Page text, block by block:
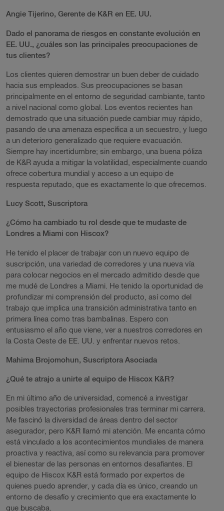
Angie Tijerino, Gerente de K&R en EE. UU.
Dado el panorama de riesgos en constante evolución en
EE. UU., ¿cuáles son las principales preocupaciones de
tus clientes?
Los clientes quieren demostrar un buen deber de cuidado
hacia sus empleados. Sus preocupaciones se basan
principalmente en el entorno de seguridad cambiante, tanto
a nivel nacional como global. Los eventos recientes han
demostrado que una situación puede cambiar muy rápido,
pasando de una amenaza específica a un secuestro, y luego
a un deterioro generalizado que requiere evacuación.
Siempre hay incertidumbre; sin embargo, una buena póliza
de K&R ayuda a mitigar la volatilidad, especialmente cuando
ofrece cobertura mundial y acceso a un equipo de
respuesta reputado, que es exactamente lo que ofrecemos.
Lucy Scott, Suscriptora
¿Cómo ha cambiado tu rol desde que te mudaste de
Londres a Miami con Hiscox?
He tenido el placer de trabajar con un nuevo equipo de
suscripción, una variedad de corredores y una nueva vía
para colocar negocios en el mercado admitido desde que
me mudé de Londres a Miami. He tenido la oportunidad de
profundizar mi comprensión del producto, así como del
trabajo que implica una transición administrativa tanto en
primera línea como tras bambalinas. Espero con
entusiasmo el año que viene, ver a nuestros corredores en
la Costa Oeste de EE. UU. y enfrentar nuevos retos.
Mahima Brojomohun, Suscriptora Asociada
¿Qué te atrajo a unirte al equipo de Hiscox K&R?
En mi último año de universidad, comencé a investigar
posibles trayectorias profesionales tras terminar mi carrera.
Me fascinó la diversidad de áreas dentro del sector
asegurador, pero K&R llamó mi atención. Me encanta cómo
está vinculado a los acontecimientos mundiales de manera
proactiva y reactiva, así como su relevancia para promover
el bienestar de las personas en entornos desafiantes. El
equipo de Hiscox K&R está formado por expertos de
quienes puedo aprender, y cada día es único, creando un
entorno de desafío y crecimiento que era exactamente lo
que buscaba.